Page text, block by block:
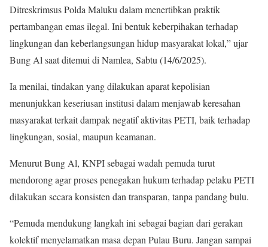
Ditreskrimsus Polda Maluku dalam menertibkan praktik
pertambangan emas ilegal. Ini bentuk keberpihakan terhadap
lingkungan dan keberlangsungan hidup masyarakat lokal,” ujar
Bung Al saat ditemui di Namlea, Sabtu (14/6/2025).
Ia menilai, tindakan yang dilakukan aparat kepolisian
menunjukkan keseriusan institusi dalam menjawab keresahan
masyarakat terkait dampak negatif aktivitas PETI, baik terhadap
lingkungan, sosial, maupun keamanan.
Menurut Bung Al, KNPI sebagai wadah pemuda turut
mendorong agar proses penegakan hukum terhadap pelaku PETI
dilakukan secara konsisten dan transparan, tanpa pandang bulu.
“Pemuda mendukung langkah ini sebagai bagian dari gerakan
kolektif menyelamatkan masa depan Pulau Buru. Jangan sampai